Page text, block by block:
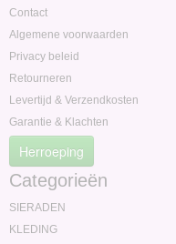
Contact
Algemene voorwaarden
Privacy beleid
Retourneren
Levertijd & Verzendkosten
Garantie & Klachten
Herroeping
Categorieën
SIERADEN
KLEDING